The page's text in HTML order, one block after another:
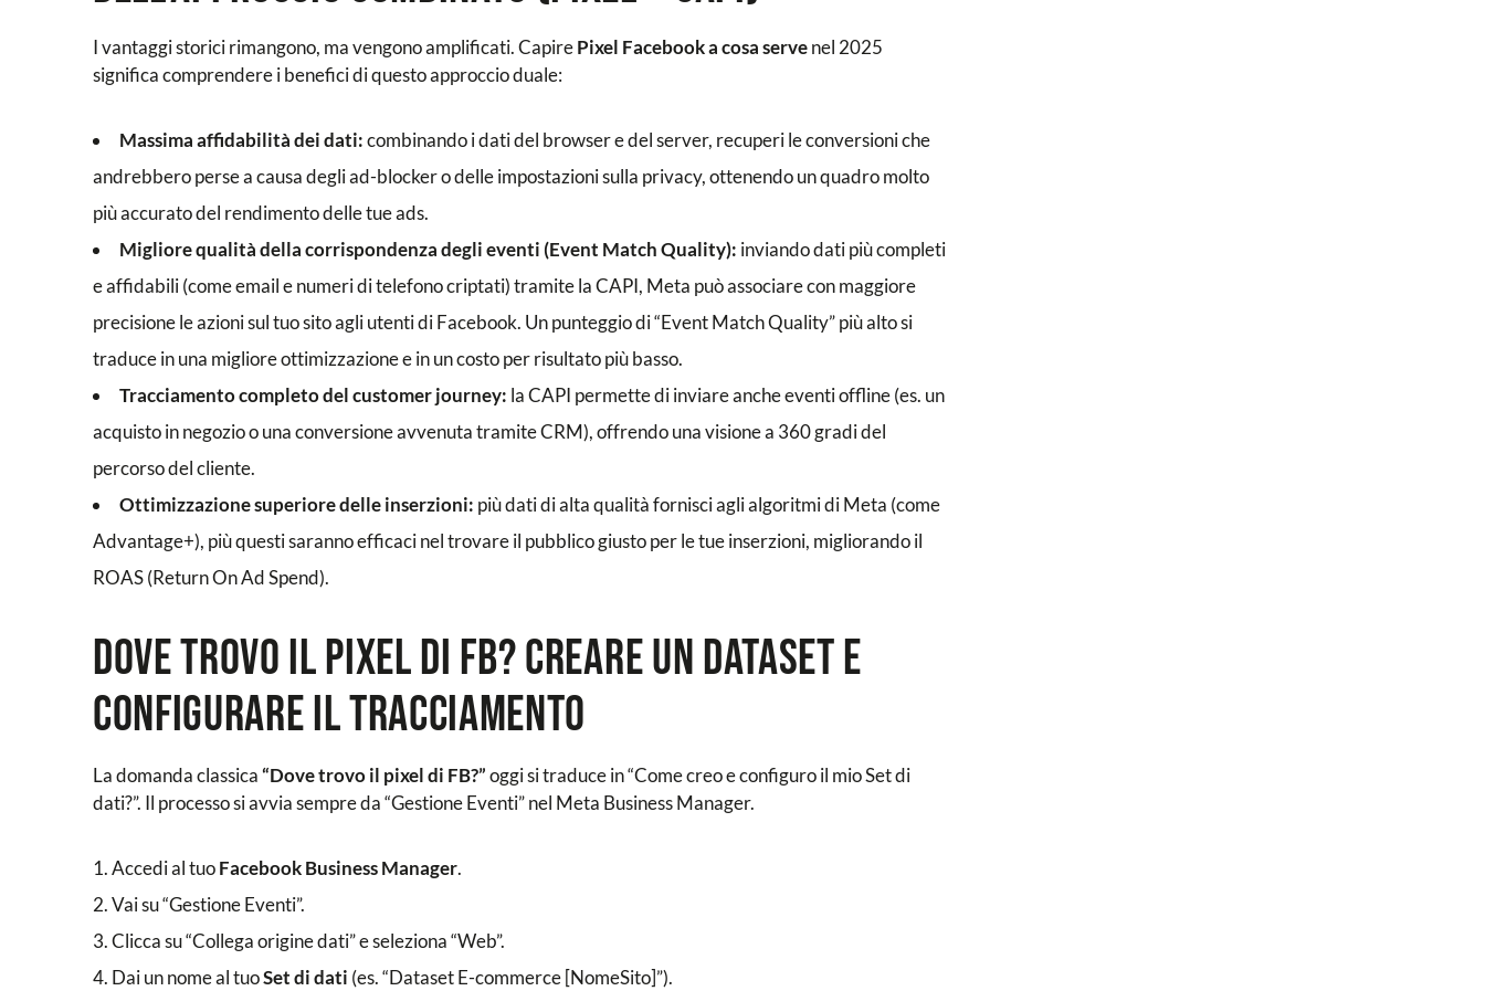
I vantaggi storici rimangono, ma vengono amplificati. CapirePixel Facebook a cosa servenel 2025
significa comprendere i benefici di questo approccio duale:
Massima affidabilità dei dati:combinando i dati del browser e del server, recuperi le conversioni che
andrebbero perse a causa degli ad-blocker o delle impostazioni sulla privacy, ottenendo un quadro molto
più accurato del rendimento delle tue ads.
Migliore qualità della corrispondenza degli eventi (Event Match Quality): inviando dati più completi
e affidabili (come email e numeri di telefono criptati) tramite la CAPI, Meta può associare con maggiore
precisione le azioni sul tuo sito agli utenti di Facebook. Un punteggio di “Event Match Quality” più alto si
traduce in una migliore ottimizzazione e in un costo per risultato più basso.
Tracciamento completo del customer journey: la CAPI permette di inviare anche eventi offline (es. un
acquisto in negozio o una conversione avvenuta tramite CRM), offrendo una visione a 360 gradi del
percorso del cliente.
Ottimizzazione superiore delle inserzioni: più dati di alta qualità fornisci agli algoritmi di Meta (come
Advantage+), più questi saranno efficaci nel trovare il pubblico giusto per le tue inserzioni, migliorando il
ROAS (Return On Ad Spend).
Dove trovo il pixel di FB? Creare un Dataset e
configurare il tracciamento
La domanda classica“Dove trovo il pixel di FB?”oggi si traduce in “Come creo e configuro il mio Set di
dati?”. Il processo si avvia sempre da “Gestione Eventi” nel Meta Business Manager.
Accedi al tuoFacebook Business Manager.
Vai su “Gestione Eventi”.
Clicca su “Collega origine dati” e seleziona “Web”.
Dai un nome al tuoSet di dati (es. “Dataset E-commerce [NomeSito]”).